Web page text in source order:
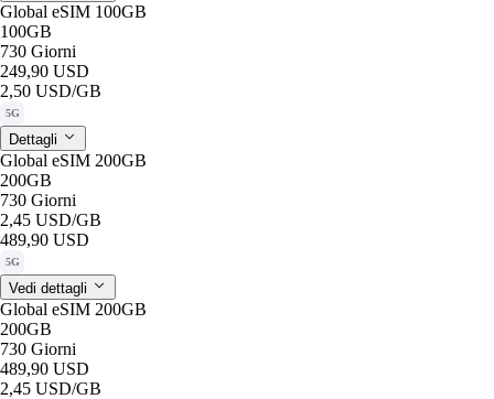
Global eSIM 100GB
100GB
730 Giorni
249,90 USD
2,50 USD/GB
5G
Dettagli
Global eSIM 200GB
200GB
730 Giorni
2,45 USD/GB
489,90 USD
5G
Vedi dettagli
Global eSIM 200GB
200GB
730 Giorni
489,90 USD
2,45 USD/GB